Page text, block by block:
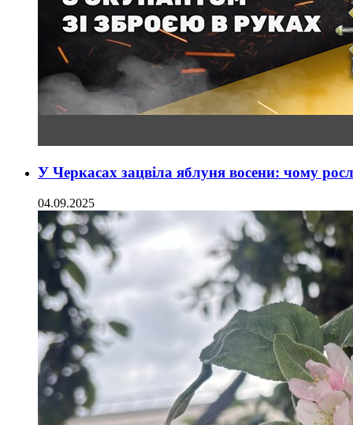
У Черкасах зацвіла яблуня восени: чому
04.09.2025